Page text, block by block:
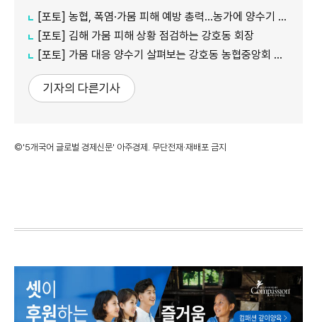
[포토] 농협, 폭염·가뭄 피해 예방 총력…농가에 양수기 지원
[포토] 김해 가뭄 피해 상황 점검하는 강호동 회장
[포토] 가뭄 대응 양수기 살펴보는 강호동 농협중앙회 회장
기자의 다른기사
©'5개국어 글로벌 경제신문' 아주경제. 무단전재·재배포 금지